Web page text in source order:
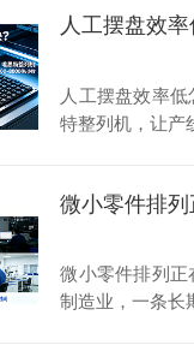
人工摆盘效率
特整列机，让产
微小零件排
微小零件排列正
制造业，一条长